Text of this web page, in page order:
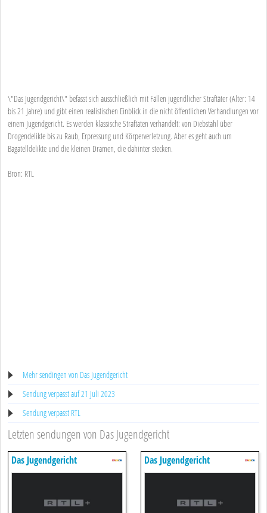
\"Das Jugendgericht\" befasst sich ausschließlich mit Fällen jugendlicher Straftäter (Alter: 14
bis 21 Jahre) und gibt einen realistischen Einblick in die nicht öffentlichen Verhandlungen vor
einem Jugendgericht. Es werden klassische Straftaten verhandelt: von Diebstahl über
Drogendelikte bis zu Raub, Erpressung und Körperverletzung. Aber es geht auch um
Bagatelldelikte und die kleinen Dramen, die dahinter stecken.
Bron: RTL
Mehr sendingen von Das Jugendgericht
Sendung verpasst auf 21 Juli 2023
Sendung verpasst RTL
Letzten sendungen von Das Jugendgericht
Das Jugendgericht Das Jugendgericht